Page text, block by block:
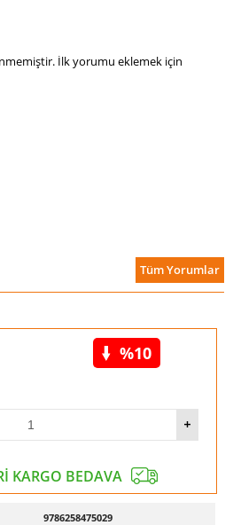
aşkın ve kıskançlığın çaresizliğine
İlk yorumu eklemek için
Tüm Yorumlar
%10
KARGO BEDAVA
9786258475029